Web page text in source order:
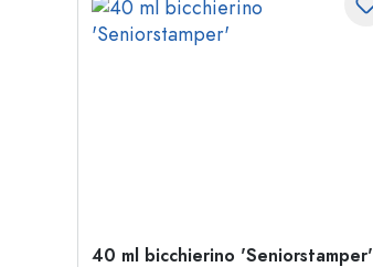
40 ml bicchierino 'Seniorstamper'